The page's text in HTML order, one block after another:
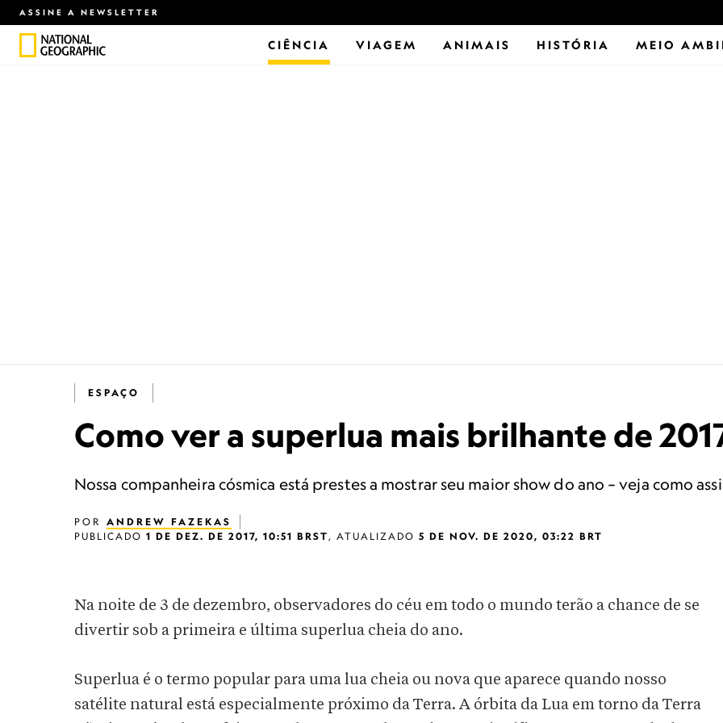
ASSINE A NEWSLETTER
CIÊNCIA VIAGEM ANIMAIS HISTÓRIA MEIO
ESPAÇO
Como ver a superlua mais brilhante de
Nossa companheira cósmica está prestes a mostrar seu maior show do ano – veja como
POR ANDREW FAZEKAS
PUBLICADO 1 DE DEZ. DE 2017, 10:51 BRST, ATUALIZADO 5 DE NOV. DE 2020, 03:22 BRT
Na noite de 3 de dezembro, observadores do céu em todo o mundo terão a chance de se
divertir sob a primeira e última superlua cheia do ano.
Superlua é o termo popular para uma lua cheia ou nova que aparece quando nosso
satélite natural está especialmente próximo da Terra. A órbita da Lua em torno da Terra